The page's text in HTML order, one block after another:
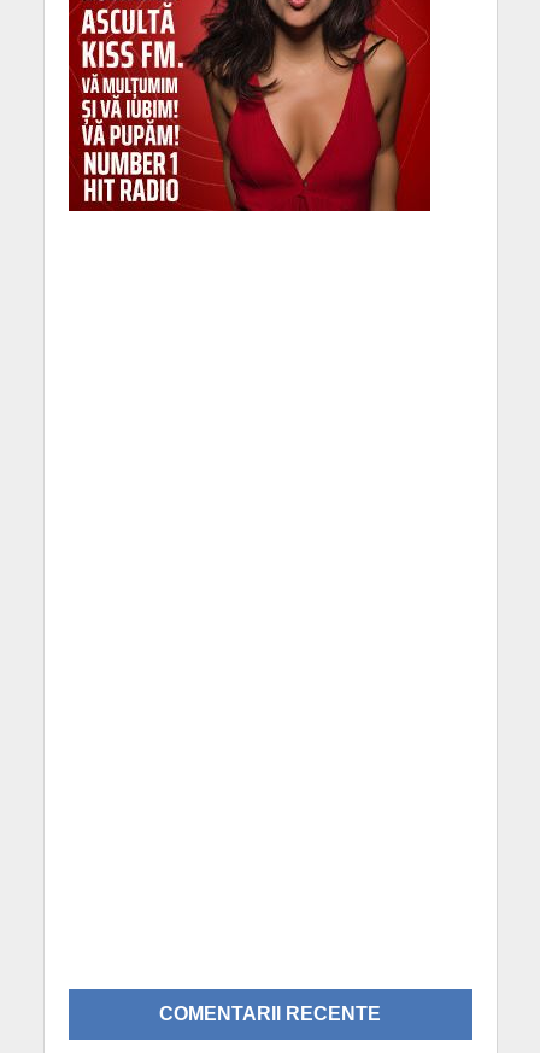
COMENTARII RECENTE